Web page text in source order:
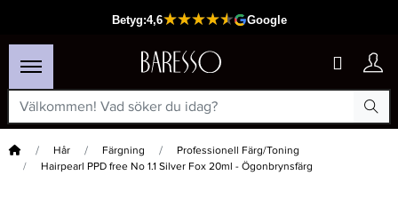
Hem Hår Färgning
Professionell Färg/Toning
Hairpearl PPD free No 1.1 Silver Fox 20ml - Ögonbrynsfärg